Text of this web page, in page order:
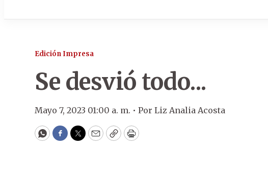
Edición Impresa
Se desvió todo...
Mayo 7, 2023 01:00 a. m. • Por Liz Analia Acosta
WhatsApp
Facebook
Twitter
EmailCopyPrint